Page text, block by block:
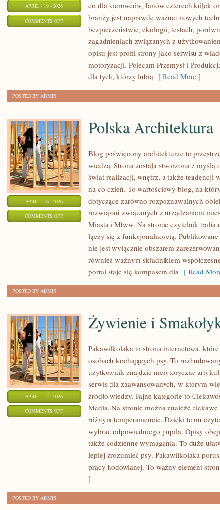
APRIL - 19 - 2026
COMMENTS OFFON
MOTORYZACJA
co dla kierowców, fanów czterech kółek
branży jest naprawdę ważne: nowych
bezpieczeństwie, ekologii, testach,
zagadnieniach związanych z
opisu jest profil strony jako serwisu z
motoryzacji. Polecam Przemysł i
dla tych, którzy lubią [ Read More ]
POSTED BY ADMIN
APRIL - 16 - 2026
COMMENTS OFFON
ARCHITEKTURA
Polska Architektura
Blog poświęcony architekturze to
wiedzą. Strona została stworzona z
świat realizacji, wnętrz, a także tendencji
na co dzień. To wartościowy blog, na
dotyczące zarówno rozpoznawalnych
rozwiązań związanych z urządzaniem
Miasta i Mtww. Na stronie czytelnik trafia
łączy się z funkcjonalnością.
nie jest wyłącznie obszarem
również ważnym składnikiem
portal staje się kompasem dla [ Read
POSTED BY ADMIN
APRIL - 15 - 2026
COMMENTS OFFON
SMAKOŁYKI
Żywienie i
Pakawilkolaka to strona internetowa,
osobach kochających psy. To
użytkownik znajdzie merytoryczne
serwis dla zaawansowanych, w którym
źródło wiedzy. Fajne kategorie to
Media. Na stronie można znaleźć
różnym temperamencie. Dzięki temu
wybrać odpowiedniego pupila. Opisy
także codzienne wymagania. To duże
lepiej zrozumieć psy. Pakawilkolaka
pracy hodowlanej. To ważny element
]
POSTED BY ADMIN